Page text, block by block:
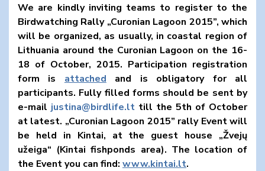
We are kindly inviting teams to register to the
Birdwatching Rally „Curonian Lagoon 2015”, which
will be organized, as usually, in coastal region of
Lithuania around the Curonian Lagoon on the 16-
18 of October, 2015. Participation registration
form is attached and is obligatory for all
participants. Fully filled forms should be sent by
e-mail justina@birdlife.lt till the 5th of October
at latest. „Curonian Lagoon 2015” rally Event will
be held in Kintai, at the guest house „Žvejų
užeiga“ (Kintai fishponds area). The location of
the Event you can find: www.kintai.lt.